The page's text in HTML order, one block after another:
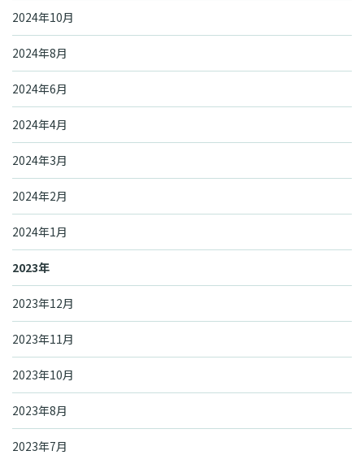
2024年10月
2024年8月
2024年6月
2024年4月
2024年3月
2024年2月
2024年1月
2023年
2023年12月
2023年11月
2023年10月
2023年8月
2023年7月